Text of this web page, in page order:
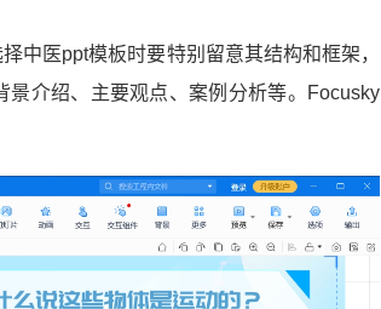
中医ppt模板时要特别留意其结构和框架，
介绍、主要观点、案例分析等。Focusky